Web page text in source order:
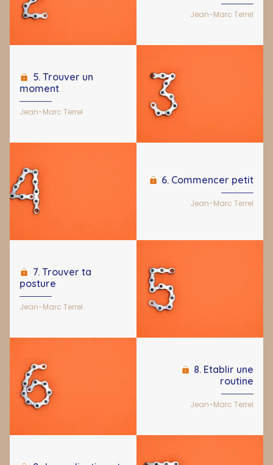
Jean-Marc Terrel
Jean-Marc Terrel
5. Trouver un
moment
Jean-Marc Terrel
6. Commencer petit
Jean-Marc Terrel
7. Trouver ta
posture
Jean-Marc Terrel
8. Etablir une
routine